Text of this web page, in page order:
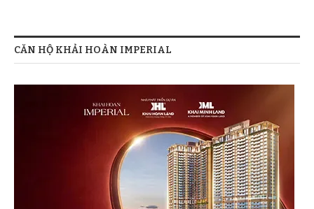
CĂN HỘ KHẢI HOÀN IMPERIAL